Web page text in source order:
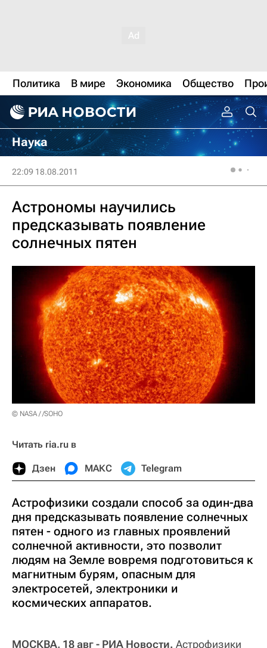
Политика В мире Экономика Общество
Наука
22:09 18.08.2011
Астрономы научились
предсказывать появление
солнечных пятен
© NASA / /SOHO
Читать ria.ru в
Дзен МАКС Telegram
Астрофизики создали способ за один-два
дня предсказывать появление солнечных
пятен - одного из главных проявлений
солнечной активности, это позволит
людям на Земле вовремя подготовиться к
магнитным бурям, опасным для
электросетей, электроники и
космических аппаратов.
МОСКВА, 18 авг - РИА Новости. Астрофизики